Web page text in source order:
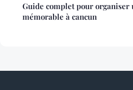
Guide complet pour organiser
mémorable à cancun